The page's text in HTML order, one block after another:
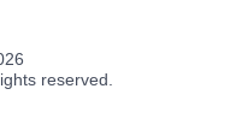
reserved.